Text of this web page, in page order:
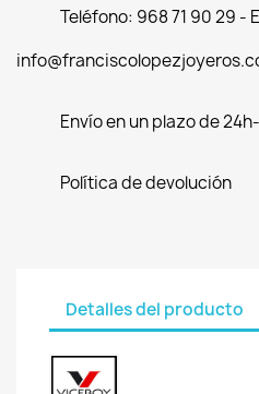
Teléfono: 968 71 90 29 -
Envío en un plazo de
Política de devolución
Detalles del producto